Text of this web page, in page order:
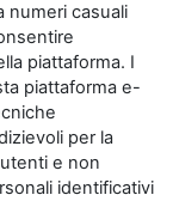
numeri casuali
piattaforma. I
piattaforma e-
per la
e non
identificativi